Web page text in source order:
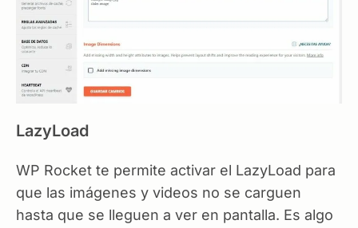
LazyLoad
WP Rocket te permite activar el LazyLoad para
que las imágenes y videos no se carguen
hasta que se lleguen a ver en pantalla. Es algo